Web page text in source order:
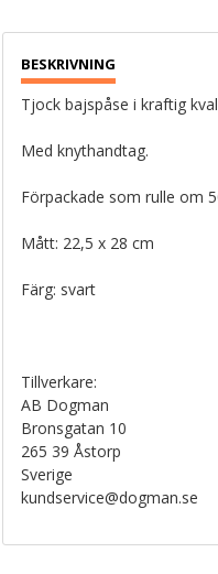
Tjock bajspåse i kraftig
Med knythandtag.
Förpackade som rulle om
Mått: 22,5 x 28 cm
Färg: svart
Tillverkare:
AB Dogman
Bronsgatan 10
265 39 Åstorp
Sverige
kundservice@dogman.se